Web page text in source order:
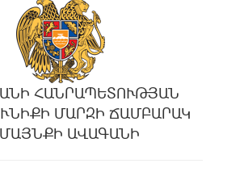
ՀԱՆՐԱՊԵՏՈՒԹՅԱՆ
ՄԱՐԶԻ ՃԱՄԲԱՐԱԿ
ԱՎԱԳԱՆԻ